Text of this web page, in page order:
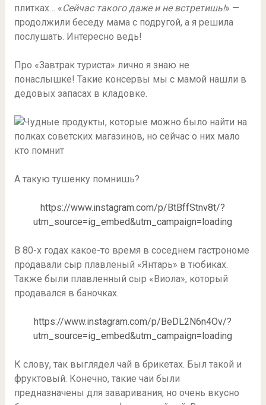
плитках… «Сейчас такого даже и не встретишь!» —
продолжили беседу мама с подругой, а я решила
послушать. Интересно ведь!
Про «Завтрак туриста» лично я знаю не
понаслышке! Такие консервы мы с мамой нашли в
дедовых запасах в кладовке.
А такую тушенку помнишь?
https://www.instagram.com/p/BtBffStnv8t/?
utm_source=ig_embed&utm_campaign=loading
В 80-х годах какое-то время в соседнем гастрономе
продавали сыр плавленый «Янтарь» в тюбиках.
Также были плавленный сыр «Виола», который
продавался в баночках.
https://www.instagram.com/p/BeDL2N6n4Ov/?
utm_source=ig_embed&utm_campaign=loading
К слову, так выглядел чай в брикетах. Был такой и
фруктовый. Конечно, такие чаи были
предназначены для заваривания, но очень вкусно